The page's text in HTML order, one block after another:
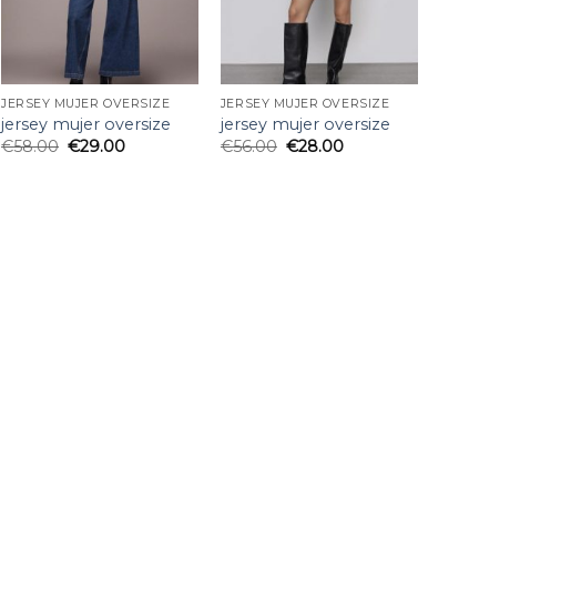
JERSEY MUJER OVERSIZE
jersey mujer oversize
€58.00 €29.00
JERSEY MUJER OVERSIZE
jersey mujer oversize
€56.00 €28.00